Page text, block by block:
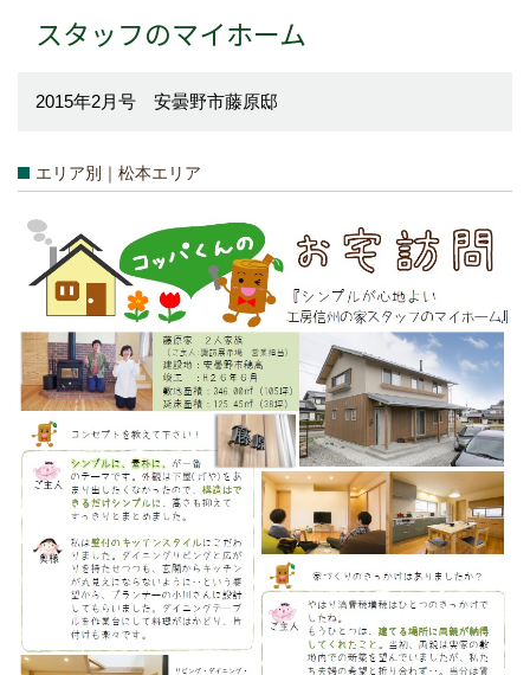
スタッフのマイホーム
2015年2月号 安曇野市藤原邸
エリア別｜松本エリア